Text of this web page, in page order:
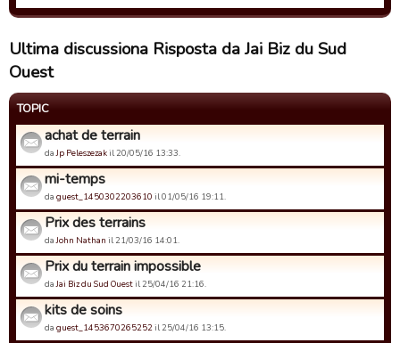
Ultima discussiona Risposta da Jai Biz du Sud
Ouest
TOPIC
achat de terrain
daJp Peleszezakil 20/05/16 13:33.
mi-temps
da guest_1450302203610 il 01/05/16 19:11.
Prix des terrains
daJohn Nathan il 21/03/16 14:01.
Prix du terrain impossible
daJai Biz du Sud Ouestil 25/04/16 21:16.
kits de soins
da guest_1453670265252il 25/04/16 13:15.